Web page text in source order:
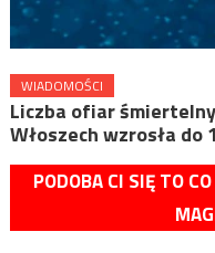
WIADOMOŚCI
Liczba ofiar
Włoszech wzrosła do
PODOBA CI SIĘ TO